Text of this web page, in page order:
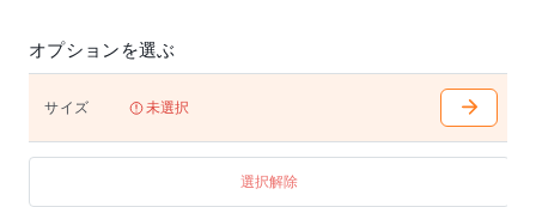
RESULT CHAIRとコーディネートがおすすめです。
木目、色の濃淡は個体差がございます。事前にご確認
いただくことはできず、また素材の性質による、交換
オプションを選ぶ
サイズ 未選択
選択解除